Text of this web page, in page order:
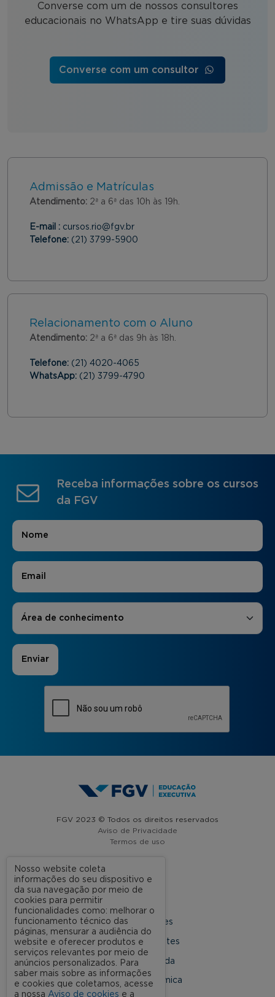
Converse com um de nossos consultores
educacionais no WhatsApp e tire suas dúvidas
Converse com um consultor
Admissão e Matrículas
Atendimento: 2ª a 6ª das 10h às 19h.
E-mail : cursos.rio@fgv.br
Telefone: (21) 3799-5900
Relacionamento com o Aluno
Atendimento: 2ª a 6ª das 9h às 18h.
Telefone: (21) 4020-4065
WhatsApp: (21) 3799-4790
Receba informações sobre os cursos
da FGV
Nome
E-mail
Áreas de Interesse
Área de conhecimento
FGV 2023 © Todos os direitos reservados
Aviso de Privacidade
Termos de uso
A FGV
Nossas Unidades
Dúvidas Frequentes
Rede Conveniada
Ouvidoria Acadêmica
Nosso website coleta
informações do seu dispositivo e
da sua navegação por meio de
cookies para permitir
funcionalidades como: melhorar o
funcionamento técnico das
páginas, mensurar a audiência do
website e oferecer produtos e
serviços relevantes por meio de
anúncios personalizados. Para
saber mais sobre as informações
e cookies que coletamos, acesse
a nossa Aviso de cookies e a